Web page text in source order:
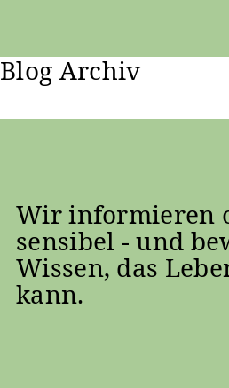
Zum Hauptinhalt springen
Blog Archiv
Wir informieren
sensibel - und
Wissen, das
kann.